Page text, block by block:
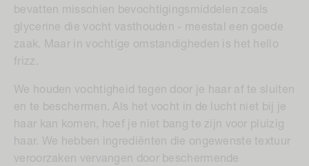
bevatten misschien bevochtigingsmiddelen zoals
glycerine die vocht vasthouden - meestal een goede
zaak. Maar in vochtige omstandigheden is het hello
frizz.
We houden vochtigheid tegen door je haar af te sluiten
en te beschermen. Als het vocht in de lucht niet bij je
haar kan komen, hoef je niet bang te zijn voor pluizig
haar. We hebben ingrediënten die ongewenste textuur
veroorzaken vervangen door beschermende